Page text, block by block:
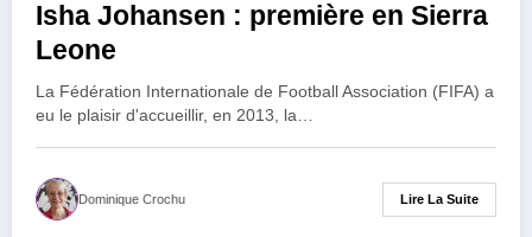
Isha Johansen : première en Sierra
Leone
La Fédération Internationale de Football Association (FIFA) a
eu le plaisir d'accueillir, en 2013, la…
Dominique Crochu Lire La Suite